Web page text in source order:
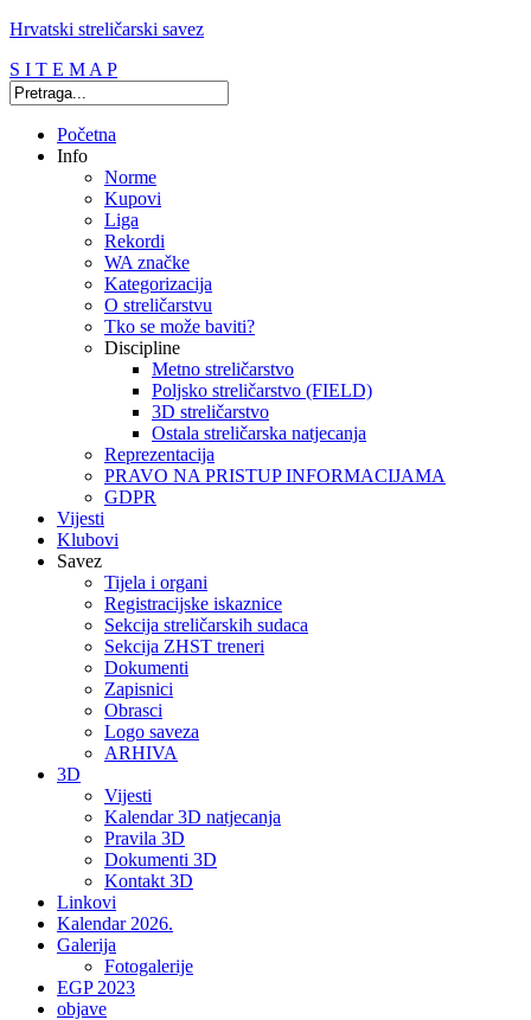
Hrvatski streličarski savez
S I T E M A P
Početna
Info
Norme
Kupovi
Liga
Rekordi
WA značke
Kategorizacija
O streličarstvu
Tko se može baviti?
Discipline
Metno streličarstvo
Poljsko streličarstvo (FIELD)
3D streličarstvo
Ostala streličarska natjecanja
Reprezentacija
PRAVO NA PRISTUP INFORMACIJAMA
GDPR
Vijesti
Klubovi
Savez
Tijela i organi
Registracijske iskaznice
Sekcija streličarskih sudaca
Sekcija ZHST treneri
Dokumenti
Zapisnici
Obrasci
Logo saveza
ARHIVA
3D
Vijesti
Kalendar 3D natjecanja
Pravila 3D
Dokumenti 3D
Kontakt 3D
Linkovi
Kalendar 2026.
Galerija
Fotogalerije
EGP 2023
objave